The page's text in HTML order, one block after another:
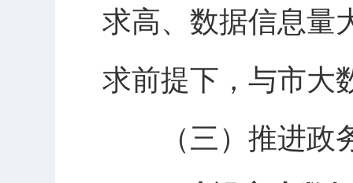
求高、数据信息量
求前提下，与市大
（三）推进